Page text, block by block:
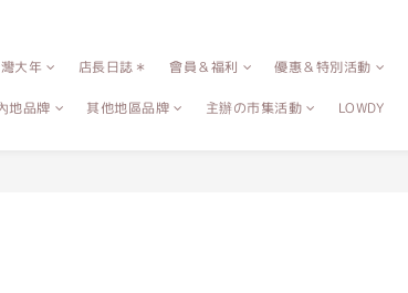
大年 店長日誌＊ 會員＆福利 優惠＆特別活動
地品牌 其他地區品牌 主辦の市集活動 LOWDY